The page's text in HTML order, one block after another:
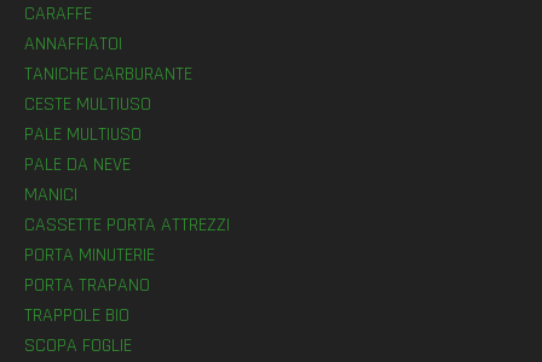
CARAFFE
ANNAFFIATOI
TANICHE CARBURANTE
CESTE MULTIUSO
PALE MULTIUSO
PALE DA NEVE
MANICI
CASSETTE PORTA ATTREZZI
PORTA MINUTERIE
PORTA TRAPANO
TRAPPOLE BIO
SCOPA FOGLIE